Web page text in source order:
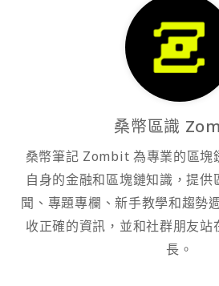
桑幣區識
桑幣筆記 Zombit 為專業的區塊
自身的金融和區塊鏈知識，提
聞、專題專欄、新手教學和趨勢
收正確的資訊，並和社群朋友站
長。